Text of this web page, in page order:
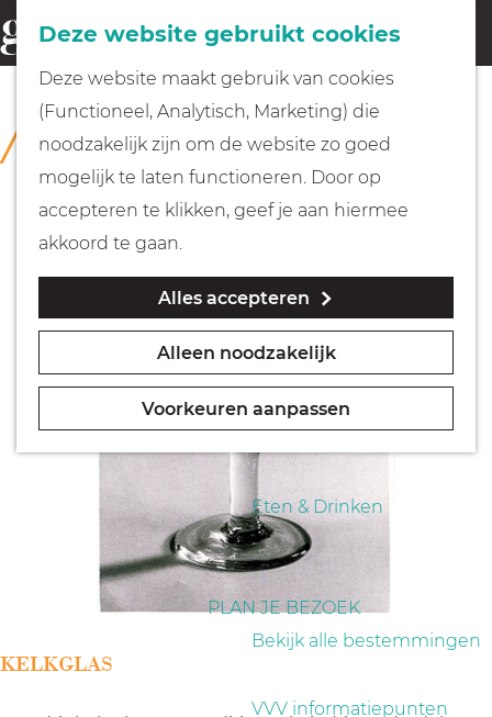
Deze website gebruikt cookies
Deze website maakt gebruik van cookies
(Functioneel, Analytisch, Marketing) die
noodzakelijk zijn om de website zo goed
mogelijk te laten functioneren. Door op
accepteren te klikken, geef je aan hiermee
akkoord te gaan.
Alles accepteren
Alleen noodzakelijk
Voorkeuren aanpassen
G
a
Fietsen
Wandelen
Geocachen
Naar het museum
Eten & Drinken
PLAN JE BEZOEK
Bekijk alle bestemmingen
VVV informatiepunten
o
e
k
e
n
COLLECTIE
Rijksmuseum Muiderslot
KELKGLAS